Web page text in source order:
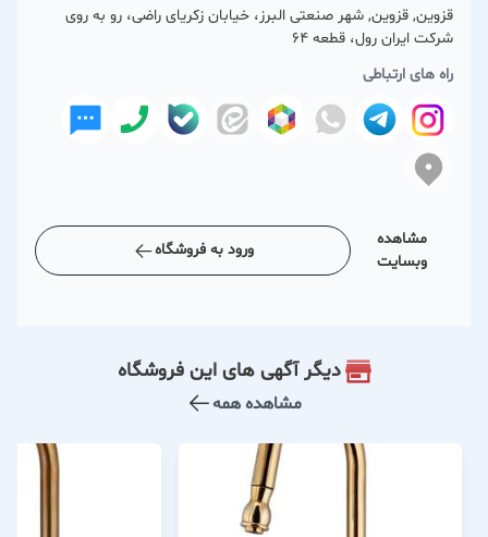
قزوین, قزوین, شهر صنعتی البرز، خیابان زکریای راضی، رو به روی
شرکت ایران رول، قطعه 64
راه های ارتباطی
مشاهده
وبسایت
ورود به فروشگاه
دیگر آگهی های این فروشگاه
مشاهده همه